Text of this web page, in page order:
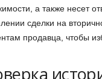
а также несет
сделки на
продавца, чтобы